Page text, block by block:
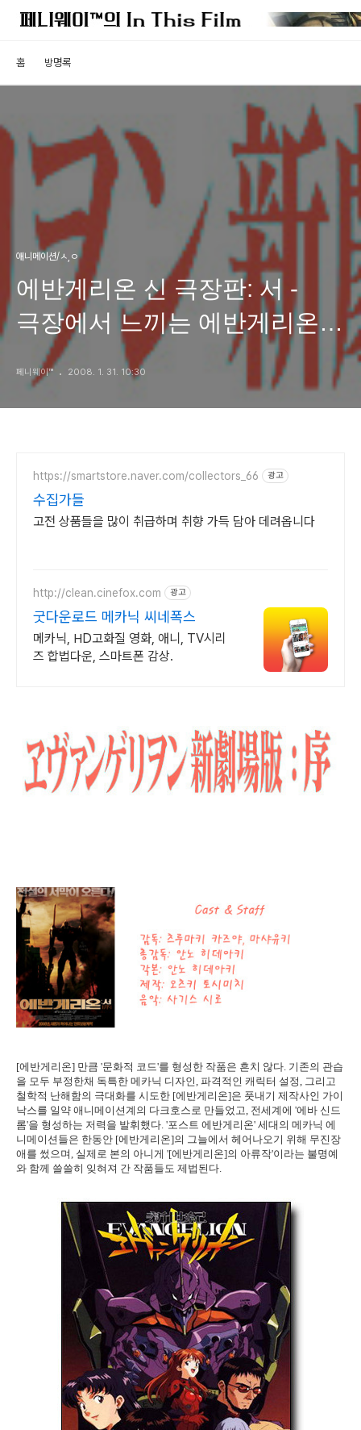
홈 방명록
애니메이션/ㅅ,ㅇ
에반게리온 신 극장판: 서 -
극장에서 느끼는 에반게리온의
전율
페니웨이™ 2008. 1. 31. 10:30
https://smartstore.naver.com/collectors_66 광고
수집가들
고전 상품들을 많이 취급하며 취향 가득 담아 데려옵니다
http://clean.cinefox.com 광고
굿다운로드 메카닉 씨네폭스
메카닉, HD고화질 영화, 애니, TV시리
즈 합법다운, 스마트폰 감상.
[에반게리온] 만큼 '문화적 코드'를 형성한 작품은 흔치 않다. 기존의 관습
을 모두 부정한채 독특한 메카닉 디자인, 파격적인 캐릭터 설정, 그리고
철학적 난해함의 극대화를 시도한 [에반게리온]은 풋내기 제작사인 가이
낙스를 일약 애니메이션계의 다크호스로 만들었고, 전세계에 '에바 신드
롬'을 형성하는 저력을 발휘했다. '포스트 에반게리온' 세대의 메카닉 에
니메이션들은 한동안 [에반게리온]의 그늘에서 헤어나오기 위해 무진장
애를 썼으며, 실제로 본의 아니게 '[에반게리온]의 아류작'이라는 불명예
와 함께 쓸쓸히 잊혀져 간 작품들도 제법된다.